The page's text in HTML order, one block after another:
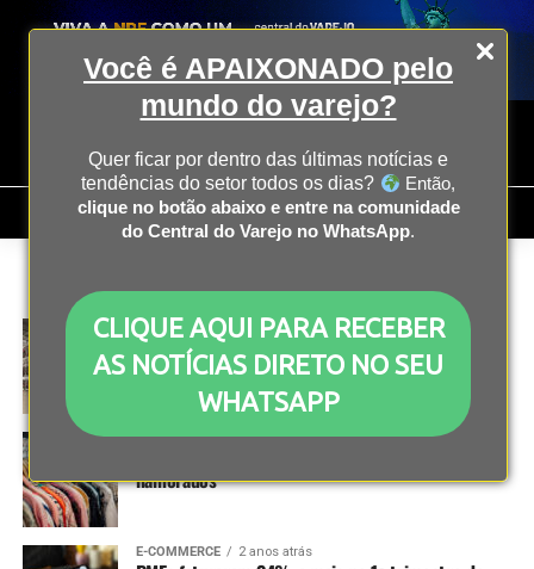
Você é APAIXONADO pelo
mundo do varejo?
Quer ficar por dentro das últimas notícias e
tendências do setor todos os dias?
Então,
clique no botão abaixo e entre na comunidade
do Central do Varejo no WhatsApp.
CLIQUE AQUI PARA RECEBER
AS NOTÍCIAS DIRETO NO SEU
WHATSAPP
All posts tagged "moda"
COMPORTAMENTO 2 anos atrás
Resale: uma das práticas que mais cresce no
mundo
OPERAÇÃO 2 anos atrás
namorados
E-COMMERCE 2 anos atrás